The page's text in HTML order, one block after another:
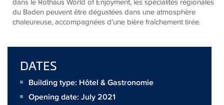
du Baden peuvent être dégustées dans une atmosphère
chaleureuse, accompagnées d’une bière fraîchement tirée.
DATES
Building type: Hôtel & Gastronomie
Opening date: July 2021